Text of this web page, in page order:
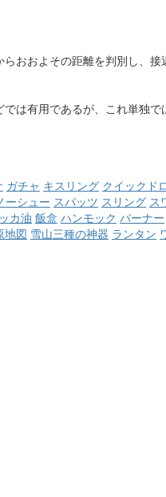
おおよその距離を判別し、
は有用であるが、これ単独
ガチャ キスリング クイックド
ーシュー スパッツ スリング ス
カ油 飯盒 ハンモック バーナー
地図 雪山三種の神器 ランタン